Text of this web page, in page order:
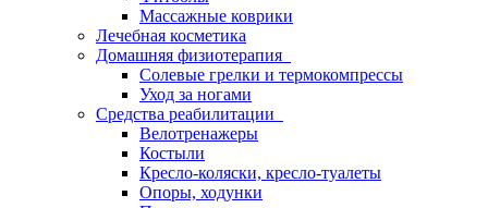
Массажные коврики
Лечебная косметика
Домашняя физиотерапия
Солевые грелки и термокомпрессы
Уход за ногами
Средства реабилитации
Велотренажеры
Костыли
Кресло-коляски, кресло-туалеты
Опоры, ходунки